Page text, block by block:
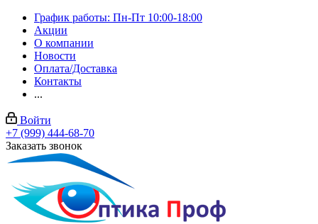
График работы: Пн-Пт 10:00-18:00
Акции
О компании
Новости
Оплата/Доставка
Контакты
...
Войти
+7 (999) 444-68-70
Заказать звонок